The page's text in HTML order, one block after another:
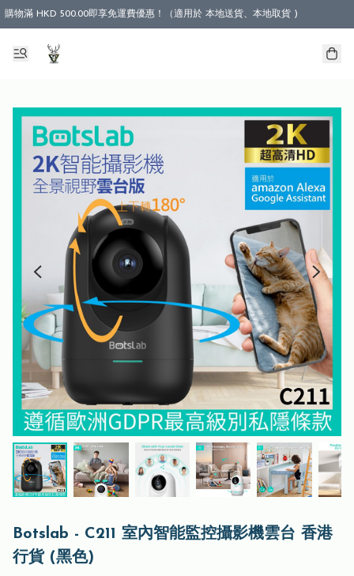
購物滿 HKD 500.00即享免運費優惠！（適用於 本地送貨、本地取貨 )
Botslab - C211 室內智能監控攝影機雲台 香港
行貨 (黑色)